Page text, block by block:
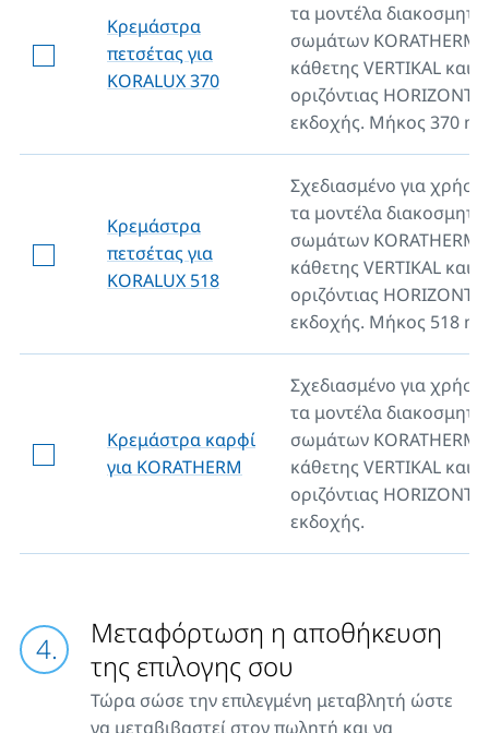
Κρεμάστρα
πετσέτας για
KORALUX 370
τα μοντέλα
σωμάτων KORATHERM,
κάθετης VERTIKAL και
οριζόντιας
εκδοχής. Μήκος 370
Κρεμάστρα
πετσέτας για
KORALUX 518
Σχεδιασμένο για
τα μοντέλα
σωμάτων KORATHERM,
κάθετης VERTIKAL και
οριζόντιας
εκδοχής. Μήκος 518
Κρεμάστρα καρφί
για KORATHERM
Σχεδιασμένο για
τα μοντέλα
σωμάτων KORATHERM,
κάθετης VERTIKAL και
οριζόντιας
εκδοχής.
Μεταφόρτωση η αποθήκευση
της επιλογης σου
Τώρα σώσε την επιλεγμένη μεταβλητή ώστε
να μεταβιβαστεί στον πωλητή και να